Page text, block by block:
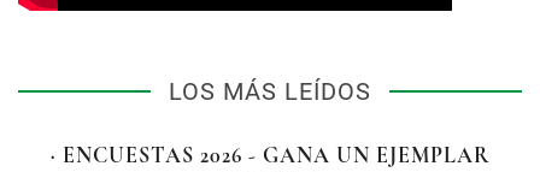
LOS MÁS LEÍDOS
· ENCUESTAS 2026 - GANA UN EJEMPLAR